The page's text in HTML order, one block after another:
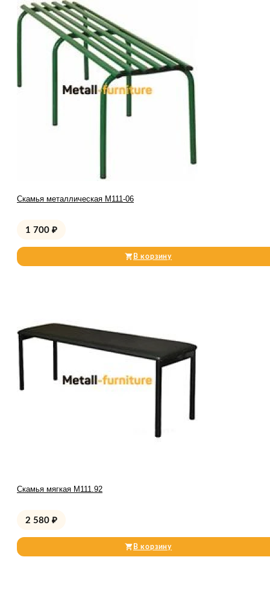
Скамья металлическая М111-06
1 700 ₽
В корзину
Скамья мягкая М111.92
2 580 ₽
В корзину